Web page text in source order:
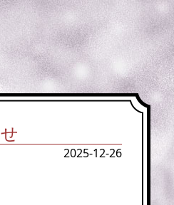
2025-12-26